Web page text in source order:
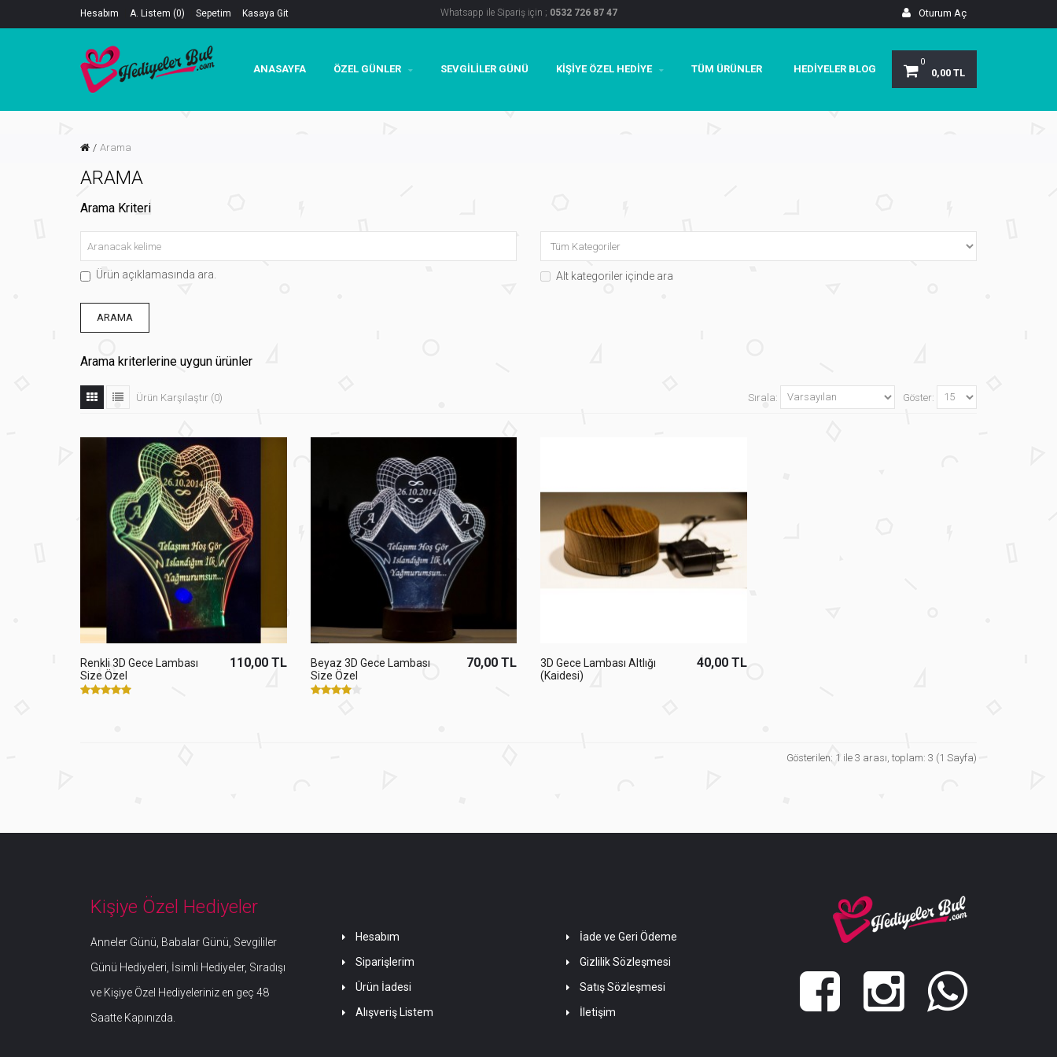
Oturum Aç
Whatsapp ile Sipariş için ; 0532 726 87 47
Hesabım A. Listem (0) Sepetim Kasaya Git
0
0,00 TL
ANASAYFA ÖZEL GÜNLER SEVGILILER GÜNÜ KIŞIYE ÖZEL HEDIYE TÜM ÜRÜNLER HEDIYELER BLOG
Arama
ARAMA
Arama Kriteri
Ürün açıklamasında ara. Alt kategoriler içinde ara
Arama kriterlerine uygun ürünler
Göster:
Sırala:
Ürün Karşılaştır (0)
Renkli 3D Gece Lambası
Size Özel
110,00 TL
Beyaz 3D Gece Lambası
Size Özel
70,00 TL
3D Gece Lambası Altlığı
(Kaidesi)
40,00 TL
Gösterilen: 1 ile 3 arası, toplam: 3 (1 Sayfa)
Kişiye Özel Hediyeler
Anneler Günü, Babalar Günü, Sevgililer
Günü Hediyeleri, İsimli Hediyeler, Sıradışı
ve Kişiye Özel Hediyeleriniz en geç 48
Saatte Kapınızda.
Hesabım
Siparişlerim
Ürün İadesi
Alışveriş Listem
İade ve Geri Ödeme
Gizlilik Sözleşmesi
Satış Sözleşmesi
İletişim